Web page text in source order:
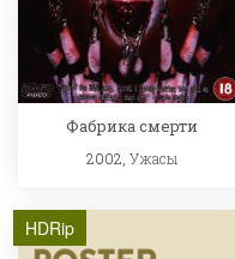
Фабрика смерти
2002, Ужасы
HDRip